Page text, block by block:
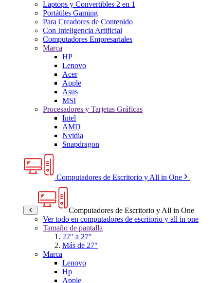
Laptops y Convertibles 2 en 1
Portátiles Gaming
Para Creadores de Contenido
Con Inteligencia Artificial
Computadores Empresariales
Marca
HP
Lenovo
Acer
Apple
Asus
MSI
Procesadores y Tarjetas Gráficas
Intel
AMD
Nvidia
Snapdragon
Computadores de Escritorio y All in One
Computadores de Escritorio y All in One
Ver todo en computadores de escritorio y all in one
Tamaño de pantalla
22" a 27"
Más de 27"
Marca
Lenovo
Hp
Apple